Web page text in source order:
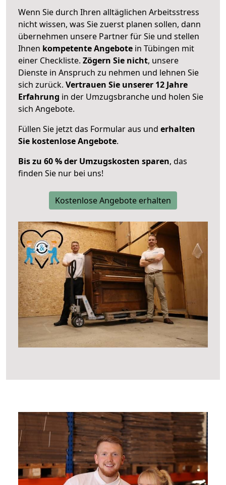
Wenn Sie durch Ihren alltäglichen Arbeitsstress
nicht wissen, was Sie zuerst planen sollen, dann
übernehmen unsere Partner für Sie und stellen
Ihnen kompetente Angebote in Tübingen mit
einer Checkliste. Zögern Sie nicht, unsere
Dienste in Anspruch zu nehmen und lehnen Sie
sich zurück. Vertrauen Sie unserer 12 Jahre
Erfahrung in der Umzugsbranche und holen Sie
sich Angebote.
Füllen Sie jetzt das Formular aus und erhalten
Sie kostenlose Angebote.
Bis zu 60 % der Umzugskosten sparen, das
finden Sie nur bei uns!
Kostenlose Angebote erhalten